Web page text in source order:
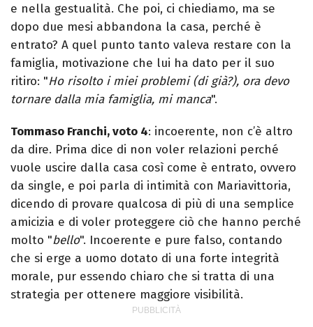
e nella gestualità. Che poi, ci chiediamo, ma se
dopo due mesi abbandona la casa, perché è
entrato? A quel punto tanto valeva restare con la
famiglia, motivazione che lui ha dato per il suo
ritiro: "Ho risolto i miei problemi (di già?), ora devo
tornare dalla mia famiglia, mi manca".
Tommaso Franchi, voto 4: incoerente, non c’è altro
da dire. Prima dice di non voler relazioni perché
vuole uscire dalla casa così come è entrato, ovvero
da single, e poi parla di intimità con Mariavittoria,
dicendo di provare qualcosa di più di una semplice
amicizia e di voler proteggere ciò che hanno perché
molto "bello". Incoerente e pure falso, contando
che si erge a uomo dotato di una forte integrità
morale, pur essendo chiaro che si tratta di una
strategia per ottenere maggiore visibilità.